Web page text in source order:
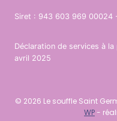
Siret : 943 603 969 00024
Déclaration de services à
avril 2025
© 2026 Le souffle Saint
WP-